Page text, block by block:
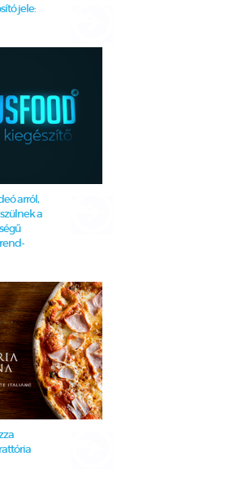
jele:
arról,
a